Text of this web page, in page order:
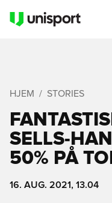
HJEM STORIES
SELLS-
50% PÅ
16. AUG. 2021, 13.04